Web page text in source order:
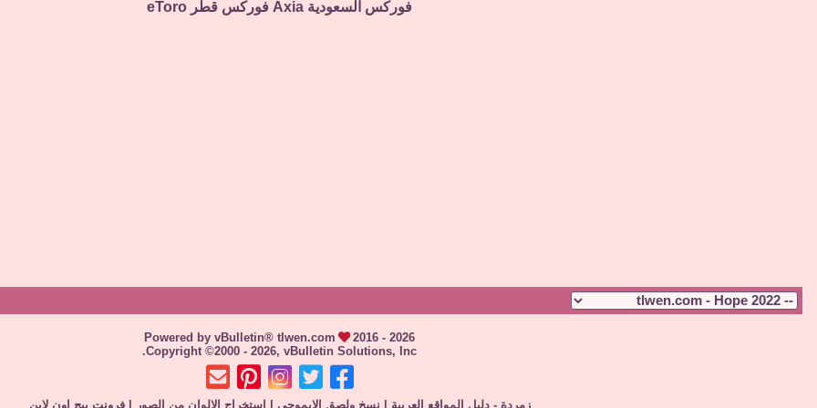
فوركس السعودية Axia فوركس قطر eToro
Powered by vBulletin® tlwen.com
2016 - 2026
Copyright ©2000 - 2026, vBulletin Solutions, Inc.
زمردة - دليل المواقع العربية نسخ ولصق الإيموجي استخراج الالوان من الصور |فرونت بيج اون لاين